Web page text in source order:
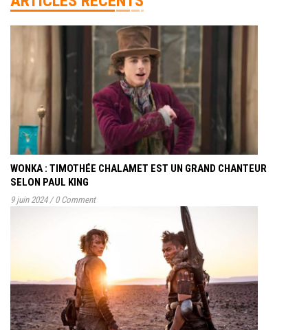
WONKA : TIMOTHÉE CHALAMET EST UN GRAND CHANTEUR
SELON PAUL KING
9 juin 2024 / 0 Comment